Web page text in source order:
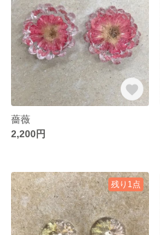
薔薇
2,200円
残り1点